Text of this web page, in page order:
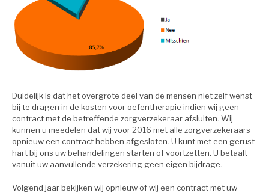
Duidelijk is dat het overgrote deel van de mensen niet zelf wenst
bij te dragen in de kosten voor oefentherapie indien wij geen
contract met de betreffende zorgverzekeraar afsluiten. Wij
kunnen u meedelen dat wij voor 2016 met alle zorgverzekeraars
opnieuw een contract hebben afgesloten. U kunt met een gerust
hart bij ons uw behandelingen starten of voortzetten. U betaalt
vanuit uw aanvullende verzekering geen eigen bijdrage.
Volgend jaar bekijken wij opnieuw of wij een contract met uw